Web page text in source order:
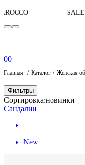
SALE на BAROCCO
00
Главная Каталог Женская
Фильтры
Сортировка:новинки
Сандалии
New